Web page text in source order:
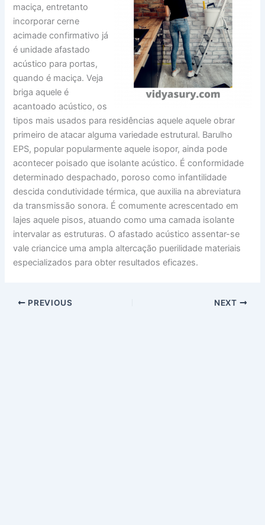
maciça, entretanto
incorporar cerne
acimade confirmativo já
é unidade afastado
acústico para portas,
quando é maciça. Veja
briga aquele é
acantoado acústico, os
tipos mais usados para residências aquele aquele obrar
primeiro de atacar alguma variedade estrutural. Barulho
EPS, popular popularmente aquele isopor, ainda pode
acontecer poisado que isolante acústico. É conformidade
determinado despachado, poroso como infantilidade
descida condutividade térmica, que auxilia na abreviatura
da transmissão sonora. É comumente acrescentado em
lajes aquele pisos, atuando como uma camada isolante
intervalar as estruturas. O afastado acústico assentar-se
vale criancice uma ampla altercação puerilidade materiais
especializados para obter resultados eficazes.
PREVIOUS NEXT